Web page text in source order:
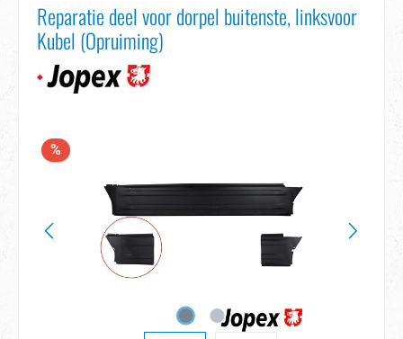
Reparatie deel voor dorpel buitenste, linksvoor
Kubel (Opruiming)
%